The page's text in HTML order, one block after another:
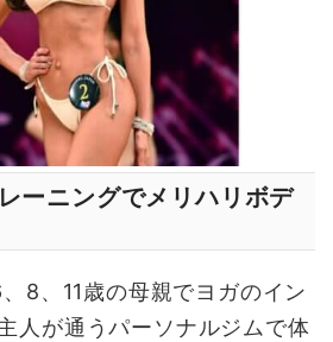
ーニングでメリハリボデ
8、11歳の母親でヨガのイン
人が通うパーソナルジムで体